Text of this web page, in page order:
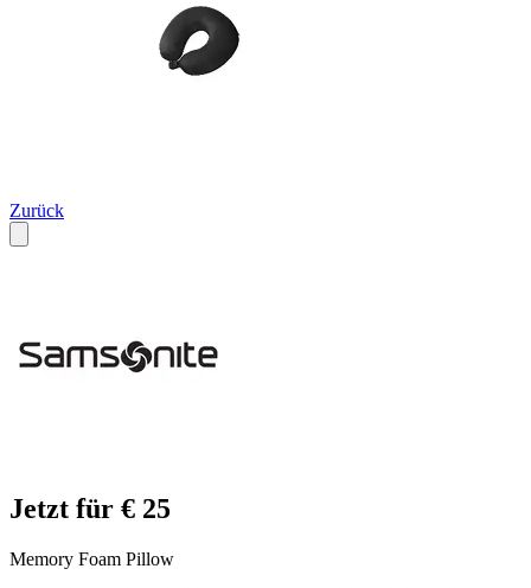
Zurück
Jetzt für € 25
Memory Foam Pillow